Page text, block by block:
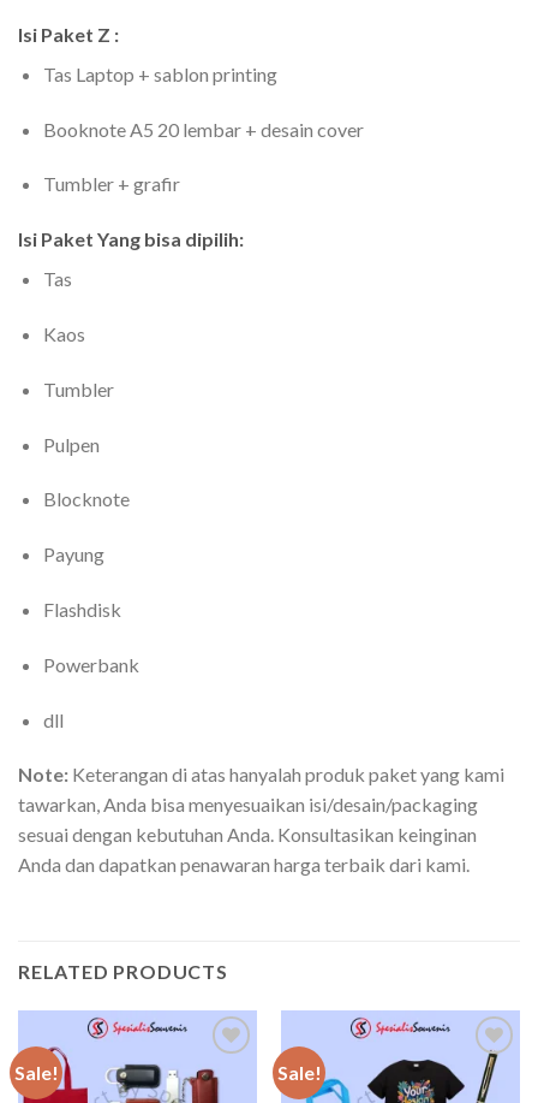
Isi Paket Z :
Tas Laptop + sablon printing
Booknote A5 20 lembar + desain cover
Tumbler + grafir
Isi Paket Yang bisa dipilih:
Tas
Kaos
Tumbler
Pulpen
Blocknote
Payung
Flashdisk
Powerbank
dll
Note: Keterangan di atas hanyalah produk paket yang kami
tawarkan, Anda bisa menyesuaikan isi/desain/packaging
sesuai dengan kebutuhan Anda. Konsultasikan keinginan
Anda dan dapatkan penawaran harga terbaik dari kami.
RELATED PRODUCTS
Sale! Sale!